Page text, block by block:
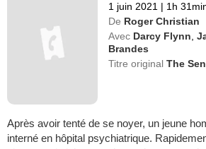
1 juin 2021 | 1h
De Roger Christian
Avec Darcy Flynn ,
Brandes
Titre originalThe
Après avoir tenté de se noyer, un jeune
interné en hôpital psychiatrique.